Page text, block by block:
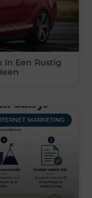
In Een Rustig
MARKETING